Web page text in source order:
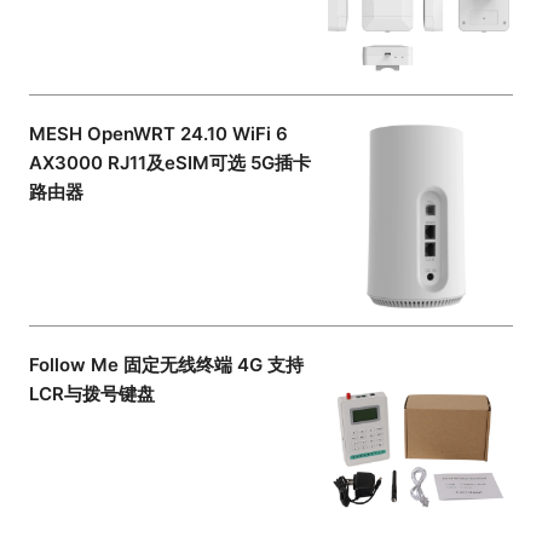
MESH OpenWRT 24.10 WiFi 6
AX3000 RJ11及eSIM可选 5G插卡
路由器
Follow Me 固定无线终端 4G 支持
LCR与拨号键盘